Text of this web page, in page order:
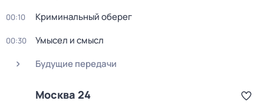
00:10 Криминальный оберег
00:30
Умысел и смысл
Будущие передачи
Москва 24